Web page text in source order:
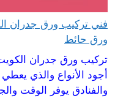
ورق حائط
تركيب ورق جدران
أجود الأنواع والذي
والفنادق يوفر الوقت